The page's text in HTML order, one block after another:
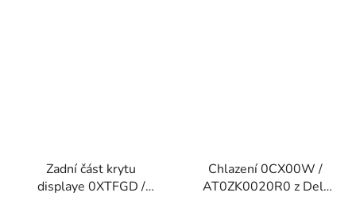
Zadní část krytu
displaye 0XTFGD /
Chlazení 0CX00W /
AT0ZK0020R0 z Dell